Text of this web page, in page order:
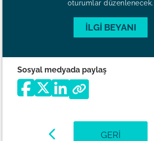
oturumlar düzenlenecek.
İLGI BEYANI
Sosyal medyada paylaş
GERI